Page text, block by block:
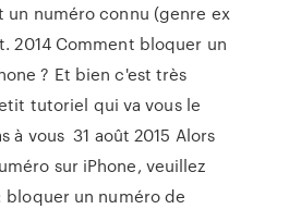
un numéro connu (genre ex
2014 Comment bloquer un
? Et bien c'est très
tutoriel qui va vous le
à vous 31 août 2015 Alors
sur iPhone, veuillez
bloquer un numéro de